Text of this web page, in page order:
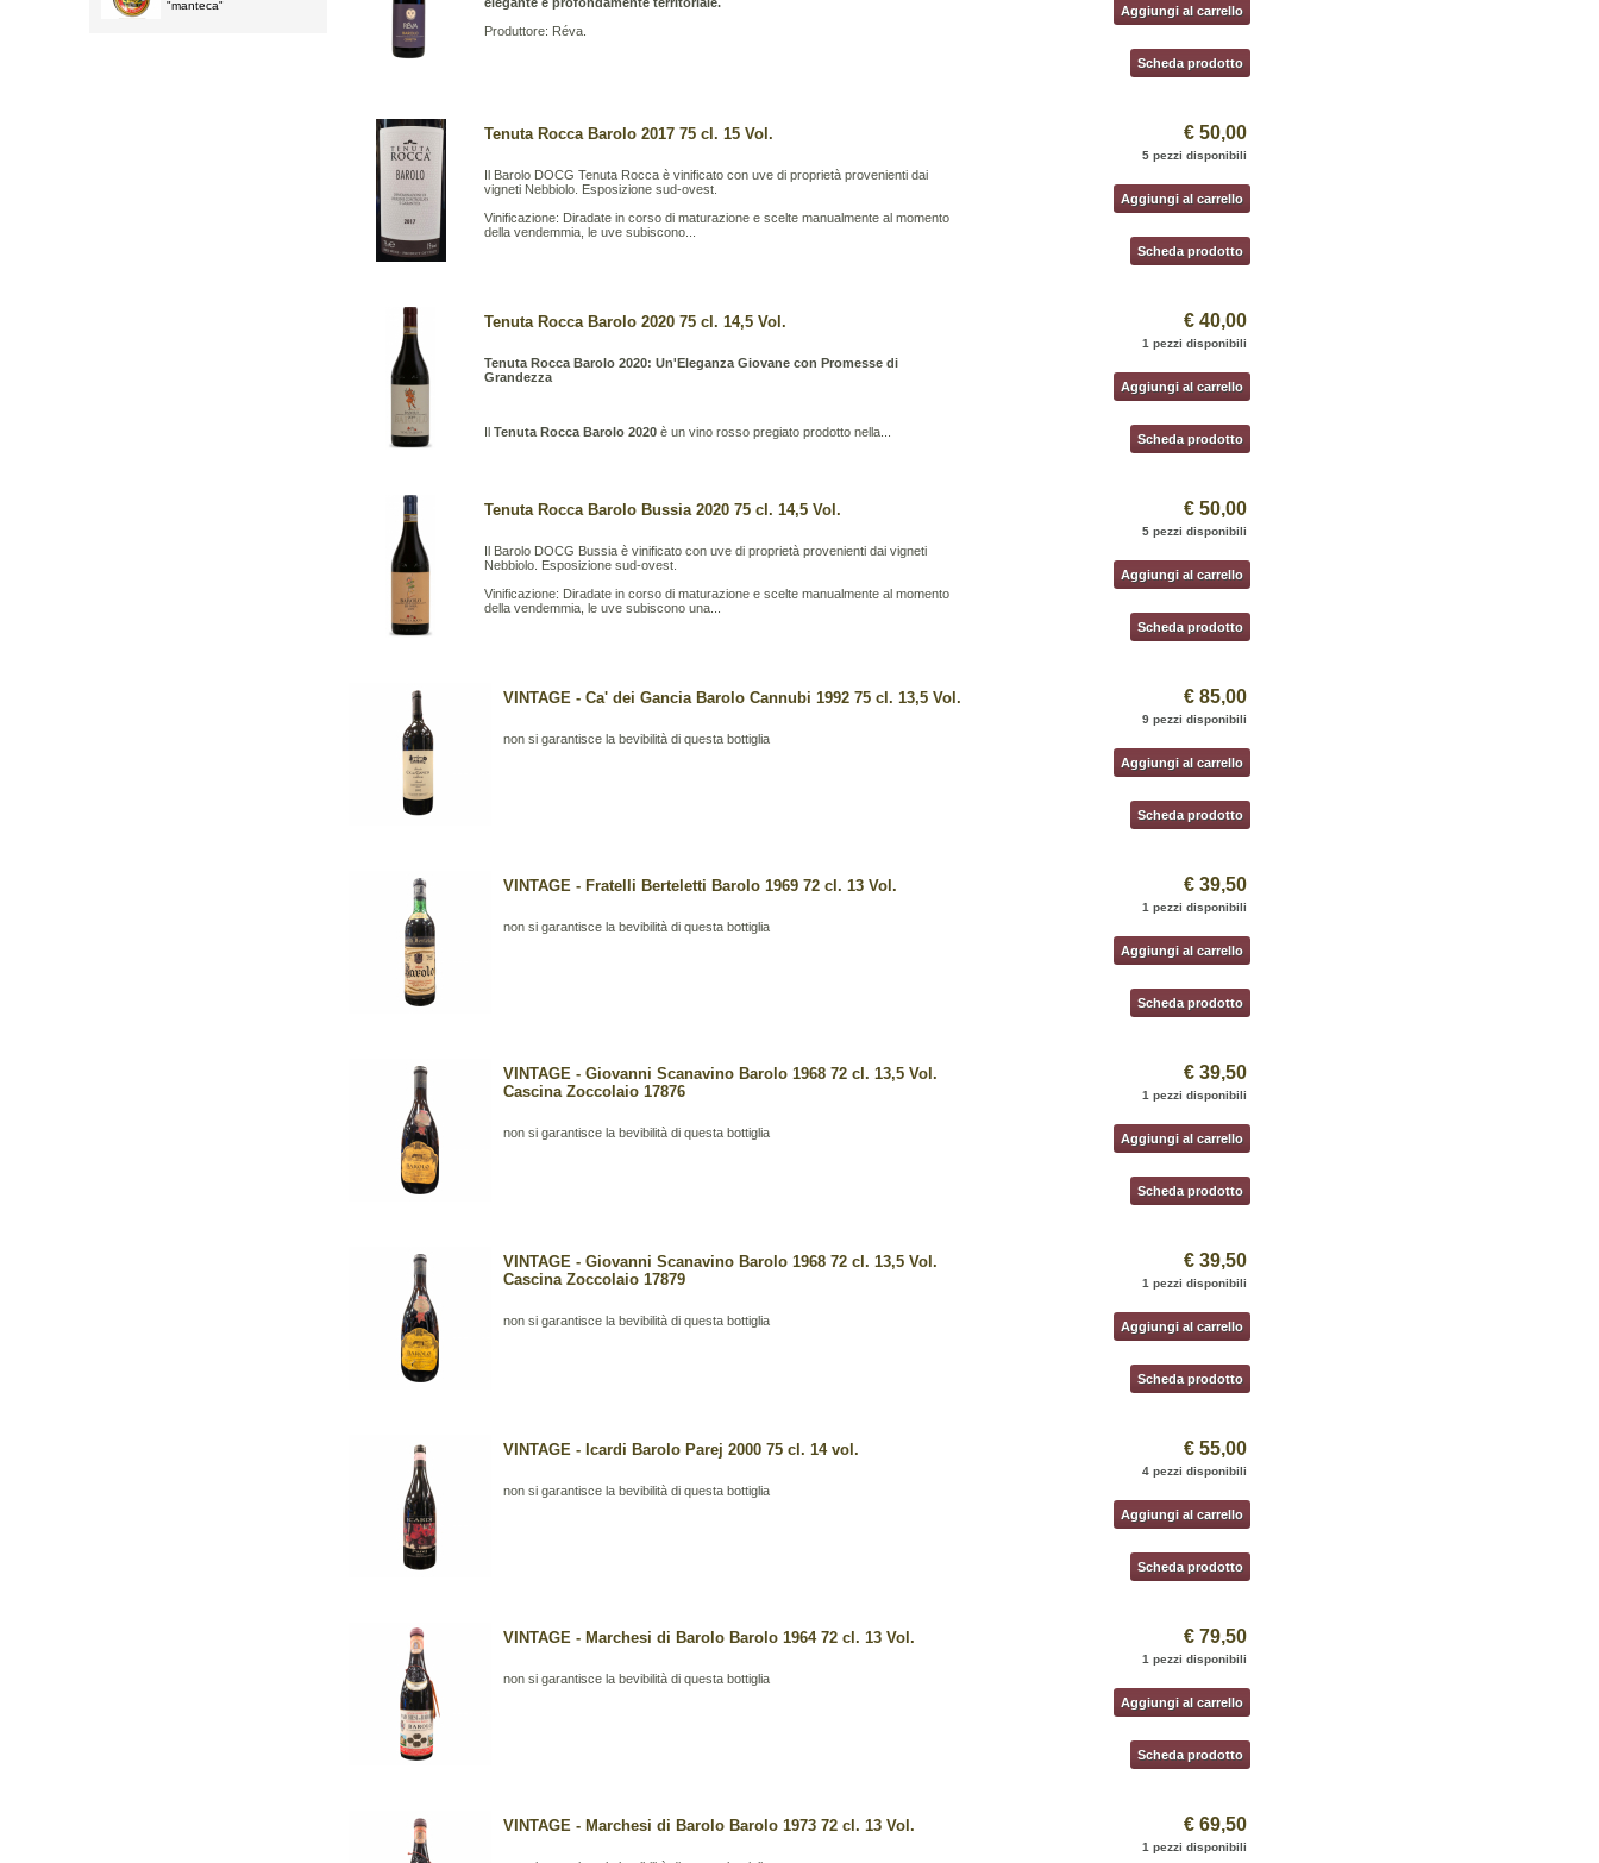
"manteca"
Produttore: Réva.
Aggiungi al carrello
Scheda prodotto
Tenuta Rocca Barolo 2017 75 cl. 15 Vol.
Il Barolo DOCG Tenuta Rocca è vinificato con uve di proprietà provenienti dai
vigneti Nebbiolo. Esposizione sud-ovest.
Vinificazione: Diradate in corso di maturazione e scelte manualmente al momento
della vendemmia, le uve subiscono...
€ 50,00
5 pezzi disponibili
Aggiungi al carrello
Scheda prodotto
Tenuta Rocca Barolo 2020 75 cl. 14,5 Vol.
Tenuta Rocca Barolo 2020: Un'Eleganza Giovane con Promesse di
Grandezza
Il Tenuta Rocca Barolo 2020 è un vino rosso pregiato prodotto nella...
€ 40,00
1 pezzi disponibili
Aggiungi al carrello
Scheda prodotto
Tenuta Rocca Barolo Bussia 2020 75 cl. 14,5 Vol.
Il Barolo DOCG Bussia è vinificato con uve di proprietà provenienti dai vigneti
Nebbiolo. Esposizione sud-ovest.
Vinificazione: Diradate in corso di maturazione e scelte manualmente al momento
della vendemmia, le uve subiscono una...
€ 50,00
5 pezzi disponibili
Aggiungi al carrello
Scheda prodotto
VINTAGE - Ca' dei Gancia Barolo Cannubi 1992 75 cl. 13,5 Vol.
non si garantisce la bevibilità di questa bottiglia
€ 85,00
9 pezzi disponibili
Aggiungi al carrello
Scheda prodotto
VINTAGE - Fratelli Berteletti Barolo 1969 72 cl. 13 Vol.
non si garantisce la bevibilità di questa bottiglia
€ 39,50
1 pezzi disponibili
Aggiungi al carrello
Scheda prodotto
VINTAGE - Giovanni Scanavino Barolo 1968 72 cl. 13,5 Vol.
Cascina Zoccolaio 17876
non si garantisce la bevibilità di questa bottiglia
€ 39,50
1 pezzi disponibili
Aggiungi al carrello
Scheda prodotto
VINTAGE - Giovanni Scanavino Barolo 1968 72 cl. 13,5 Vol.
Cascina Zoccolaio 17879
non si garantisce la bevibilità di questa bottiglia
€ 39,50
1 pezzi disponibili
Aggiungi al carrello
Scheda prodotto
VINTAGE - Icardi Barolo Parej 2000 75 cl. 14 vol.
non si garantisce la bevibilità di questa bottiglia
€ 55,00
4 pezzi disponibili
Aggiungi al carrello
Scheda prodotto
VINTAGE - Marchesi di Barolo Barolo 1964 72 cl. 13 Vol.
non si garantisce la bevibilità di questa bottiglia
€ 79,50
1 pezzi disponibili
Aggiungi al carrello
Scheda prodotto
VINTAGE - Marchesi di Barolo Barolo 1973 72 cl. 13 Vol. € 69,50
1 pezzi disponibili